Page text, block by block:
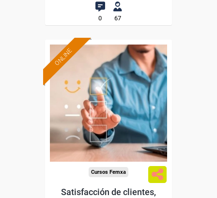
0 67
ONLINE
Formación 100%
subvencionada.
Para desempleados,
trabajadores y autónomos
de Madrid.
Para todos los sectores.
Cursos Femxa
Satisfacción de clientes,